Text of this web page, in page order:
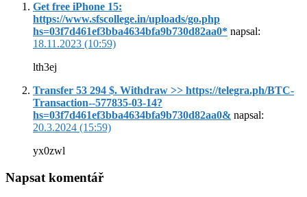
Get free iPhone 15:
https://www.sfscollege.in/uploads/go.php
hs=03f7d461ef3bba4634bfa9b730d82aa0* napsal:
18.11.2023 (10:59)
lth3ej
Transfer 53 294 $. Withdrаw >> https://telegra.ph/BTC-
Transaction--577835-03-14?
hs=03f7d461ef3bba4634bfa9b730d82aa0& napsal:
20.3.2024 (15:59)
yx0zwl
Napsat komentář